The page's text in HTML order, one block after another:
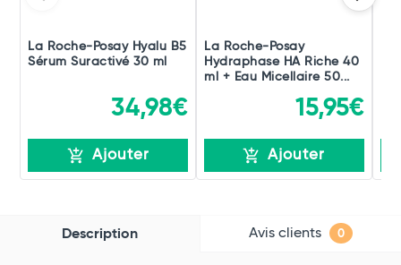
La Roche-Posay Hyalu B5
Sérum Suractivé 30 ml
34,98€
Ajouter
La Roche-Posay
Hydraphase HA Riche 40
ml + Eau Micellaire 50...
15,95€
Ajouter
Description Avis clients 0